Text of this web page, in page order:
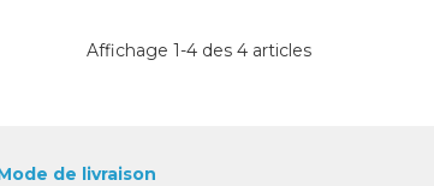
Affichage 1-4 des 4 articles
de livraison